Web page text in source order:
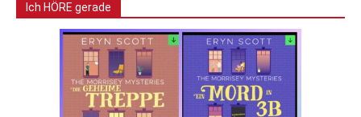
Ich HÖRE gerade